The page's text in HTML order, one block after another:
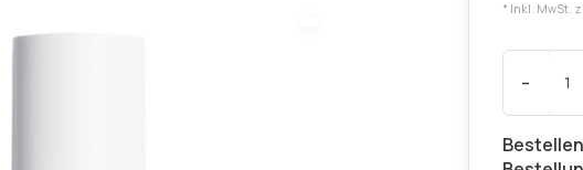
* Inkl. MwSt.
-